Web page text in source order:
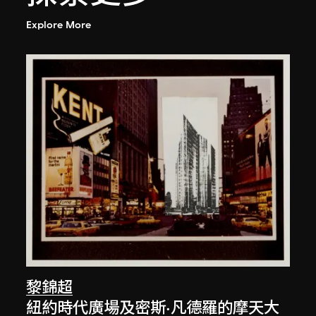
Explore More
黎錦超
紐約時代廣場及密斯·凡德羅的摩天大